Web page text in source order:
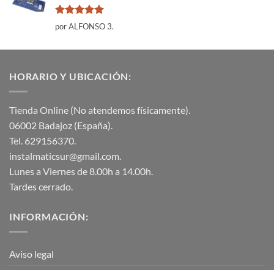
Valorado
con
por ALFONSO 3.
HORARIO Y UBICACIÓN:
Tienda Online (No atendemos físicamente).
06002 Badajoz (España).
Tel. 629156370.
instalmaticsur@gmail.com.
Lunes a Viernes de 8.00h a 14.00h.
Tardes cerrado.
INFORMACIÓN:
Aviso legal